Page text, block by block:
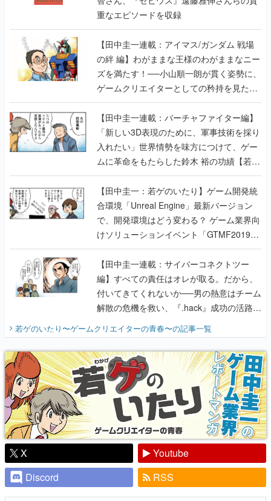
重なエピソードを収録
【田中圭一連載：アイマス/ガンダム 戦場
の絆 編】わがままな王様のわがままなニー
ズを満たす！──小山順一朗が貫く姿勢に、
ゲームクリエイターとしての矜持を見た
【若ゲのいたり最終回】
【田中圭一連載：バーチャファイター編】
「新しい3D表現のために、軍事技術を採り
入れたい」世界情勢を味方につけて、ゲー
ムに革命をもたらした鈴木 裕の功績【若ゲ
のいたり】
【田中圭一：若ゲのいたり】ゲーム開発統
合環境「Unreal Engine」最新バージョン
で、開発環境はどう変わる？ ゲーム業界向
けソリューションイベント「GTMF2019」
に行って、より理解を深めよう【PR】
【田中圭一連載：サイバーコネクトツー
編】すべての責任はオレが取る。だから、
付いてきてくれないか──男の熱意はチーム
解散の危機を救い、『.hack』成功の活路を
開く。業界の快男児・松山 洋に流れる血は
『少年ジャンプ』色だった【若ゲのいた
り】
若ゲのいたり〜ゲームクリエイターの青春〜の記事一覧
X
Youtube
Discord
RSS